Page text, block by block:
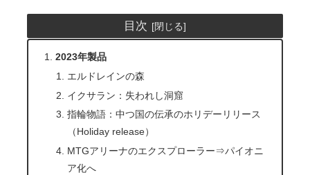
目次
2023年製品
エルドレインの森
イクサラン：失われし洞窟
指輪物語：中つ国の伝承のホリデーリリース
（Holiday release）
MTGアリーナのエクスプローラー⇒パイオニ
ア化へ